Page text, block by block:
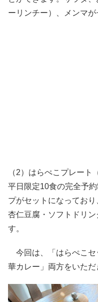
ーリンチー）、メンマが
（2）はらぺこプレート
平日限定10食の完全予
プがセットになってお
杏仁豆腐・ソフトドリ
す。
今回は、「はらぺこセ
華カレー」両方をいただ